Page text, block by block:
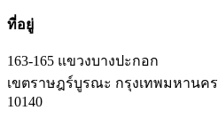
ที่อยู่
163-165 แขวงบางปะกอก
เขตราษฎร์บูรณะ กรุงเทพมหานคร
10140